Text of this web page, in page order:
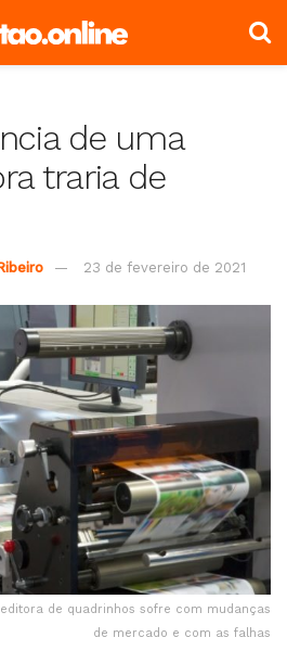
de uma
traria de
23 de fevereiro de 2021
de quadrinhos sofre com mudanças
de mercado e com as falhas